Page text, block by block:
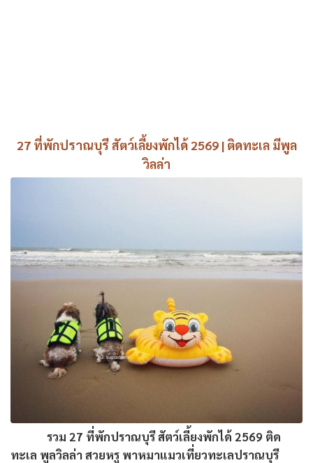
27 ที่พักปราณบุรี สัตว์เลี้ยงพักได้ 2569 | ติดทะเล มีพูล
วิลล่า
รวม 27 ที่พักปราณบุรี สัตว์เลี้ยงพักได้ 2569 ติด
ทะเล พูลวิลล่า สวยหรู พาหมาแมวเที่ยวทะเลปราณบุรี